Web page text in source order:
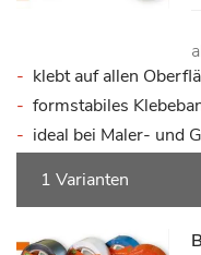
klebt auf allen
formstabiles
ideal bei Maler- und
1 Varianten